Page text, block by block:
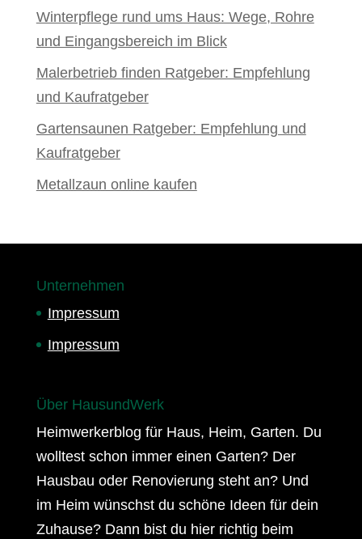
Winterpflege rund ums Haus: Wege, Rohre
und Eingangsbereich im Blick
Malerbetrieb finden Ratgeber: Empfehlung
und Kaufratgeber
Gartensaunen Ratgeber: Empfehlung und
Kaufratgeber
Metallzaun online kaufen
Unternehmen
Impressum
Impressum
Über HausundWerk
Heimwerkerblog für Haus, Heim, Garten. Du
wolltest schon immer einen Garten? Der
Hausbau oder Renovierung steht an? Und
im Heim wünschst du schöne Ideen für dein
Zuhause? Dann bist du hier richtig beim